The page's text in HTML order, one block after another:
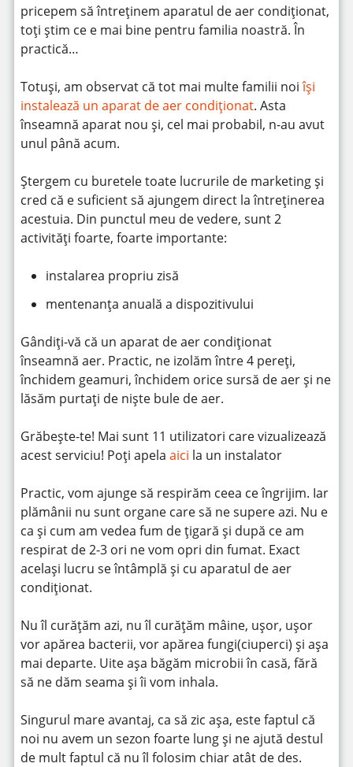
pricepem să întreținem aparatul de aer condiționat,
toți știm ce e mai bine pentru familia noastră. În
practică…
Totuși, am observat că tot mai multe familii noiîși
instalează un aparat de aer condiționat. Asta
înseamnă aparat nou și, cel mai probabil, n-au avut
unul până acum.
Ștergem cu buretele toate lucrurile de marketing și
cred că e suficient să ajungem direct la întreținerea
acestuia. Din punctul meu de vedere, sunt 2
activități foarte, foarte importante:
instalarea propriu zisă
mentenanța anuală a dispozitivului
Gândiți-vă că un aparat de aer condiționat
înseamnă aer. Practic, ne izolăm între 4 pereți,
închidem geamuri, închidem orice sursă de aer și ne
lăsăm purtați de niște bule de aer.
Grăbește-te! Mai sunt 11 utilizatori care vizualizează
acest serviciu! Poți apela aici la un instalator
Practic, vom ajunge să respirăm ceea ce îngrijim. Iar
plămânii nu sunt organe care să ne supere azi. Nu e
ca și cum am vedea fum de țigară și după ce am
respirat de 2-3 ori ne vom opri din fumat. Exact
același lucru se întâmplă și cu aparatul de aer
condiționat.
Nu îl curățăm azi, nu îl curățăm mâine, ușor, ușor
vor apărea bacterii, vor apărea fungi(ciuperci) și așa
mai departe. Uite așa băgăm microbii în casă, fără
să ne dăm seama și îi vom inhala.
Singurul mare avantaj, ca să zic așa, este faptul că
noi nu avem un sezon foarte lung și ne ajută destul
de mult faptul că nu îl folosim chiar atât de des.